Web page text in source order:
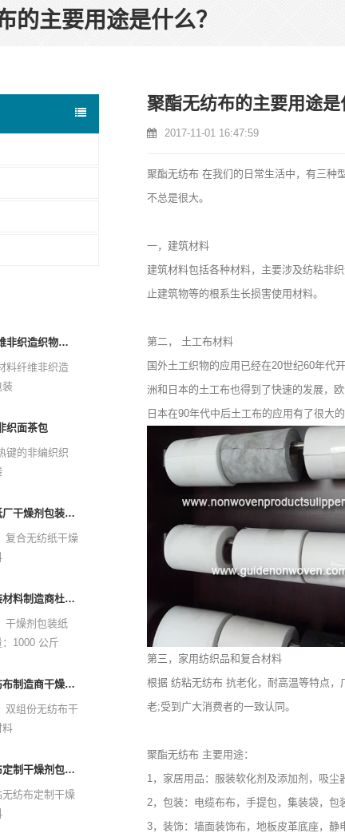
的主要用途是什么？
ES材料纤维非织造织物用于包装
料纤维非织造
装
：热键
费提供，货运
单，窗帘，枕
）：茶
织面茶包
键的非编织织
：热键
免费提供，货运
单，窗帘，枕
）：茶
复合无纺纸厂干燥剂包装材料
复合无纺纸干燥
无纺纸
按客户要求
寸和材料、厚
15 天
干燥剂包装材料制造商杜邦材料干燥剂包装纸
干燥剂包装纸
1000 公斤
尺寸。
寸和材料、厚
认最终艺术品
双组分无纺布制造商干燥剂包装材料
双组份无纺布干
料
无纺布
纺粘无纺布定制干燥剂包装材料
纺布定制干燥
聚酯无纺布的主要用途是
2017-11-01 16:47:59
聚酯无纺布在我们的日常生活中，有三种
不总是很大。
一，建筑材料
建筑材料包括各种材料，主要涉及纺粘非
止建筑物等的根系生长损害使用材料。
第二， 土工布材料
国外土工织物的应用已经在20世纪60年代
洲和日本的土工布也得到了快速的发展，
日本在90年代中后土工布的应用有了很大
第三，家用纺织品和复合材料
根据 纺粘无纺布抗老化，耐高温等特点，
老;受到广大消费者的一致认同。
聚酯无纺布主要用途：
1，家居用品：服装软化剂及添加剂，吸尘
2，包装：电缆布布，手提包，集装袋，包
3，装饰：墙面装饰布，地板皮革底座，静